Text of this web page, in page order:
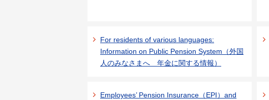
For residents of various languages:
Information on Public Pension System（外国
人のみなさまへ 年金に関する情報）
Employees’ Pension Insurance（EPI）and